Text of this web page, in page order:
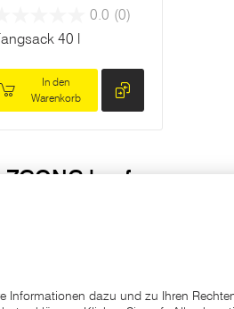
0.0 (0)
40 l
In den
Warenkorb
kaufen
Laubfangsäcke finden Sie online
Laubsaugern erhältlich. Gerne
EINHELL